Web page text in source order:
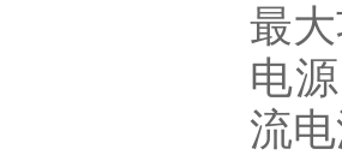
最
电
流